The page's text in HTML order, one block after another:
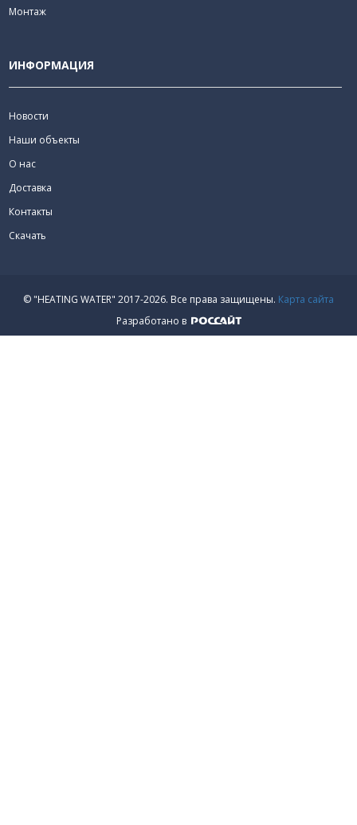
Монтаж
ИНФОРМАЦИЯ
Новости
Наши объекты
О нас
Доставка
Контакты
Скачать
© "HEATING WATER" 2017-2026. Все права защищены. Карта сайта
Разработано в